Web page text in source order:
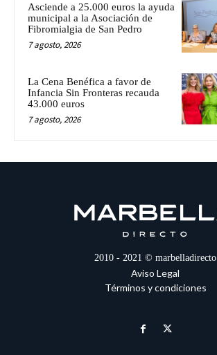
Asciende a 25.000 euros la ayuda
municipal a la Asociación de
Fibromialgia de San Pedro
7 agosto, 2026
La Cena Benéfica a favor de
Infancia Sin Fronteras recauda
43.000 euros
7 agosto, 2026
2010 - 2021 © marbelladirecto
Aviso Legal
Términos y condiciones